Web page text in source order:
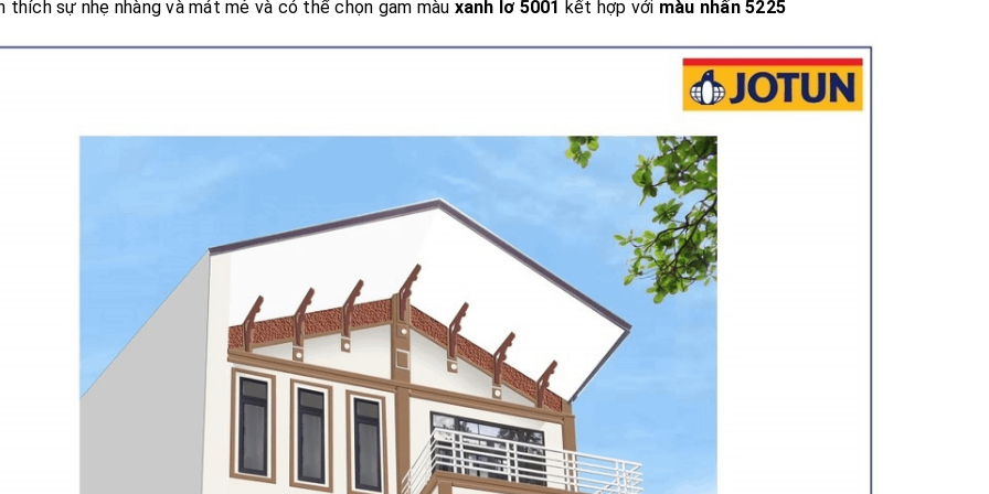
thích sự nhẹ nhàng và mát mẻ và có thể chọn gam màu xanh lơ 5001 kết hợp với màu nhấn 5225